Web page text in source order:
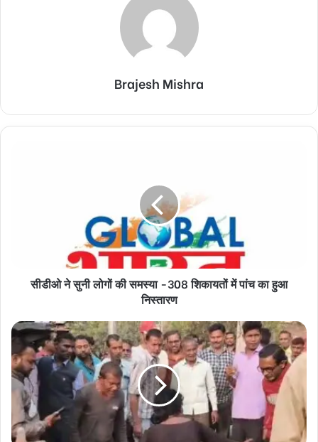
Brajesh Mishra
निस्तारण
सीडीओ ने सुनी लोगों की समस्या -308 शिकायतों में पांच का हुआ
निस्तारण
बीच
चौराहे
पर
महिला
प्रेमी
साथ